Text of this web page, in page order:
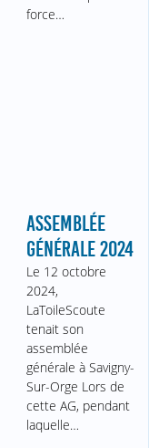
force…
ASSEMBLÉE
GÉNÉRALE 2024
Le 12 octobre
2024,
LaToileScoute
tenait son
assemblée
générale à Savigny-
Sur-Orge Lors de
cette AG, pendant
laquelle…